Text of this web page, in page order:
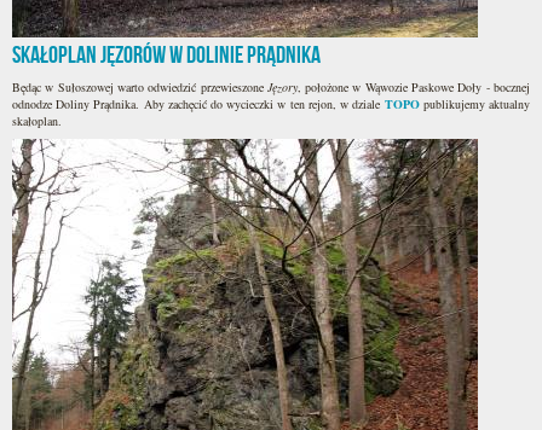
Skałoplan Jęzorów w Dolinie Prądnika
Będąc w Sułoszowej warto odwiedzić przewieszone Jęzory, położone w Wąwozie Paskowe Doły - bocznej
odnodze Doliny Prądnika. Aby zachęcić do wycieczki w ten rejon, w dziale TOPOpublikujemy aktualny
skałoplan.